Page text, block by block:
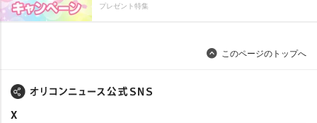
プレゼント特集
このページのトップへ
X